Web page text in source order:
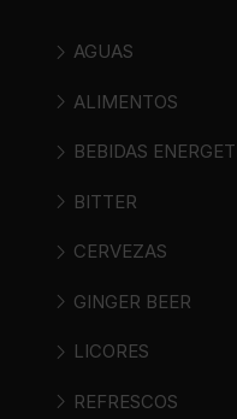
AGUAS
ALIMENTOS
BEBIDAS
BITTER
CERVEZAS
GINGER BEER
LICORES
REFRESCOS